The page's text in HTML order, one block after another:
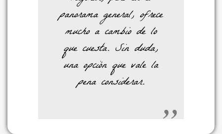
panorama general, ofrece
mucho a cambio de lo
que cuesta. Sin duda,
una opción que vale la
pena considerar.